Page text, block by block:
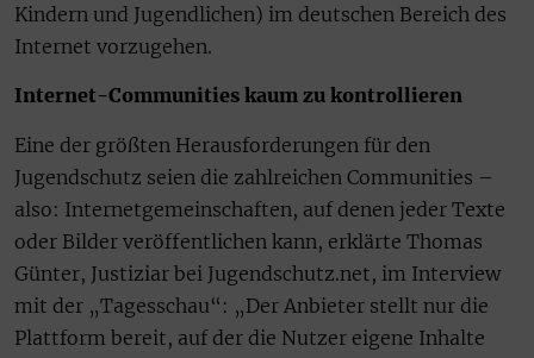
Kindern und Jugendlichen) im deutschen Bereich des
Internet vorzugehen.
Internet-Communities kaum zu kontrollieren
Eine der größten Herausforderungen für den
Jugendschutz seien die zahlreichen Communities –
also: Internetgemeinschaften, auf denen jeder Texte
oder Bilder veröffentlichen kann, erklärte Thomas
Günter, Justiziar bei Jugendschutz.net, im Interview
mit der „Tagesschau“: „Der Anbieter stellt nur die
Plattform bereit, auf der die Nutzer eigene Inhalte